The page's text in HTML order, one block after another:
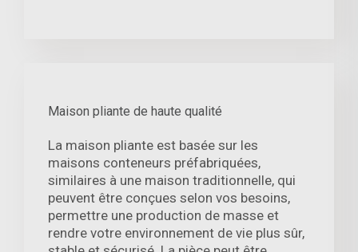
Maison pliante de haute qualité
La maison pliante est basée sur les
maisons conteneurs préfabriquées,
similaires à une maison traditionnelle, qui
peuvent être conçues selon vos besoins,
permettre une production de masse et
rendre votre environnement de vie plus sûr,